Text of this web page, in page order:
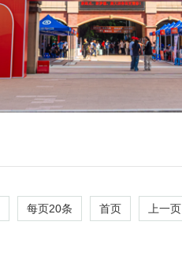
每页20条 首页 上一页